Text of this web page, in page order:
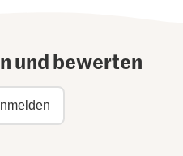
und bewerten